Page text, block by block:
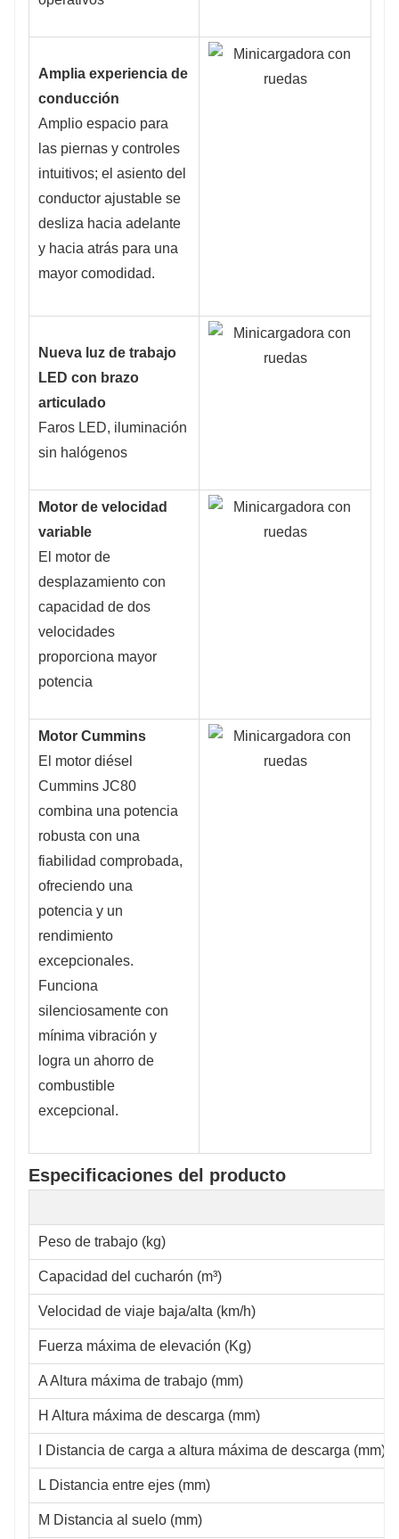
Amplia experiencia de
conducción
Amplio espacio para
las piernas y controles
intuitivos; el asiento del
conductor ajustable se
desliza hacia adelante
y hacia atrás para una
mayor comodidad.
Nueva luz de trabajo
LED con brazo
articulado
Faros LED, iluminación
sin halógenos
Motor de velocidad
variable
El motor de
desplazamiento con
capacidad de dos
velocidades
proporciona mayor
potencia
Motor Cummins
El motor diésel
Cummins JC80
combina una potencia
robusta con una
fiabilidad comprobada,
ofreciendo una
potencia y un
rendimiento
excepcionales.
Funciona
silenciosamente con
mínima vibración y
logra un ahorro de
combustible
excepcional.
Especificaciones del producto
Peso de trabajo (kg)
Capacidad del cucharón (m³)
Velocidad de viaje baja/alta (km/h)
Fuerza máxima de elevación (Kg)
A Altura máxima de trabajo (mm)
H Altura máxima de descarga (mm)
I Distancia de carga a altura máxima de descarga (mm).
L Distancia entre ejes (mm)
M Distancia al suelo (mm)